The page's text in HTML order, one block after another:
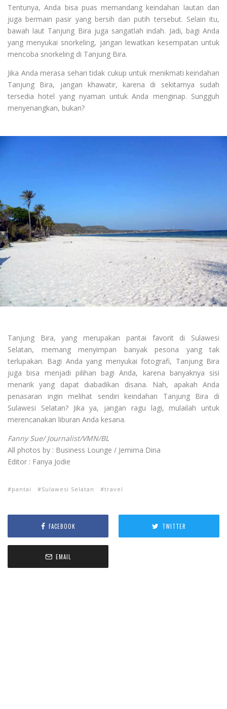
Tentunya, Anda bisa puas memandang keindahan lautan dan
juga bermain pasir yang bersih dan putih tersebut. Selain itu,
bawah laut Tanjung Bira juga sangatlah indah. Jadi, bagi Anda
yang menyukai snorkeling, jangan lewatkan kesempatan untuk
mencoba snorkeling di Tanjung Bira.
Jika Anda merasa sehari tidak cukup untuk menikmati keindahan
Tanjung Bira, jangan khawatir, karena di sekitarnya sudah
tersedia hotel yang nyaman untuk Anda menginap. Sungguh
menyenangkan, bukan?
Tanjung Bira, yang merupakan pantai favorit di Sulawesi
Selatan, memang menyimpan banyak pesona yang tak
terlupakan. Bagi Anda yang menyukai fotografi, Tanjung Bira
juga bisa menjadi pilihan bagi Anda, karena banyaknya sisi
menarik yang dapat diabadikan disana. Nah, apakah Anda
penasaran ingin melihat sendiri keindahan Tanjung Bira di
Sulawesi Selatan? Jika ya, jangan ragu lagi, mulailah untuk
merencanakan liburan Anda kesana.
Fanny Sue/ Journalist/VMN/BL
All photos by : Business Lounge / Jemima Dina
Editor : Fanya Jodie
pantai Sulawesi Selatan travel
FACEBOOK TWITTER
EMAIL